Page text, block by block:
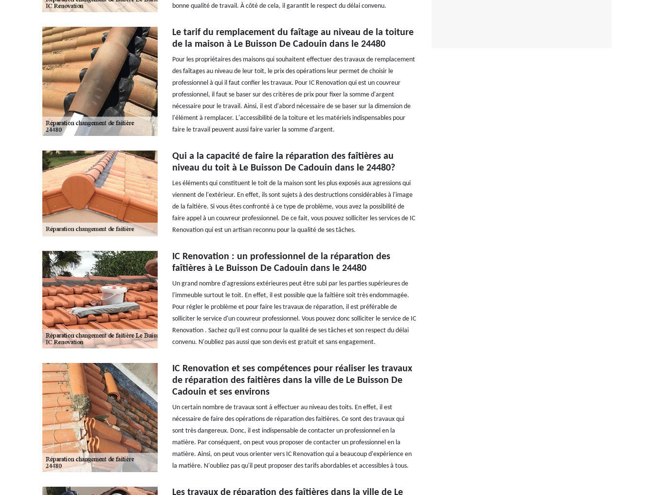
bonne qualité de travail. À côté de cela, il garantit le respect du délai convenu.
Le tarif du remplacement du faîtage au niveau de la toiture
de la maison à Le Buisson De Cadouin dans le 24480
Pour les propriétaires des maisons qui souhaitent effectuer des travaux de remplacement
des faîtages au niveau de leur toit, le prix des opérations leur permet de choisir le
professionnel à qui il faut confier les travaux. Pour IC Renovation qui est un couvreur
professionnel, il faut se baser sur des critères de prix pour fixer la somme d'argent
nécessaire pour le travail. Ainsi, il est d'abord nécessaire de se baser sur la dimension de
l'élément à remplacer. L'accessibilité de la toiture et les matériels indispensables pour
faire le travail peuvent aussi faire varier la somme d'argent.
Qui a la capacité de faire la réparation des faîtières au
niveau du toit à Le Buisson De Cadouin dans le 24480?
Les éléments qui constituent le toit de la maison sont les plus exposés aux agressions qui
viennent de l'extérieur. En effet, ils sont sujets à des destructions considérables à l'image
de la faîtière. Si vous êtes confronté à ce type de problème, vous avez la possibilité de
faire appel à un couvreur professionnel. De ce fait, vous pouvez solliciter les services de IC
Renovation qui est un artisan reconnu pour la qualité de ses tâches.
IC Renovation : un professionnel de la réparation des
faîtières à Le Buisson De Cadouin dans le 24480
Un grand nombre d'agressions extérieures peut être subi par les parties supérieures de
l'immeuble surtout le toit. En effet, il est possible que la faîtière soit très endommagée.
Pour régler le problème et pour faire les travaux de réparation, il est préférable de
solliciter le service d'un couvreur professionnel. Vous pouvez donc solliciter le service de IC
Renovation . Sachez qu'il est connu pour la qualité de ses tâches et son respect du délai
convenu. N'oubliez pas aussi que son devis est gratuit et sans engagement.
IC Renovation et ses compétences pour réaliser les travaux
de réparation des faitières dans la ville de Le Buisson De
Cadouin et ses environs
Un certain nombre de travaux sont à effectuer au niveau des toits. En effet, il est
nécessaire de faire des opérations de réparation des faitières. Ce sont des travaux qui
sont très dangereux. Donc, il est indispensable de contacter un professionnel en la
matière. Par conséquent, on peut vous proposer de contacter un professionnel en la
matière. Ainsi, on peut vous orienter vers IC Renovation qui a beaucoup d'expérience en
la matière. N'oubliez pas qu'il peut proposer des tarifs abordables et accessibles à tous.
Les travaux de réparation des faîtières dans la ville de Le